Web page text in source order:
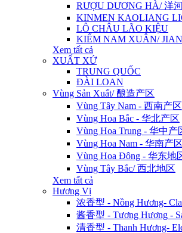
RƯỢU DƯƠNG HÀ/ 洋
KINMEN KAOLIANG
LÔ CHÂU LÃO KIỆU
KIẾM NAM XUÂN/
Xem tất cả
XUẤT XỨ
TRUNG QUỐC
ĐÀI LOAN
Vùng Sản Xuất/ 酿造产区
Vùng Tây Nam - 西南产区
Vùng Hoa Bắc - 华北产区
Vùng Hoa Trung - 华中产
Vùng Hoa Nam - 华南产区
Vùng Hoa Đông - 华东地
Vùng Tây Bắc/ 西北地区
Xem tất cả
Hương Vị
浓香型 - Nồng Hương-
酱香型 - Tương Hương -
清香型 - Thanh Hương-